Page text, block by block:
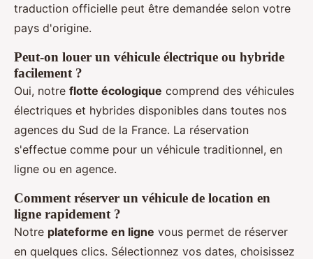
traduction officielle peut être demandée selon votre
pays d'origine.
Peut-on louer un véhicule électrique ou hybride
facilement ?
Oui, notre flotte écologique comprend des véhicules
électriques et hybrides disponibles dans toutes nos
agences du Sud de la France. La réservation
s'effectue comme pour un véhicule traditionnel, en
ligne ou en agence.
Comment réserver un véhicule de location en
ligne rapidement ?
Notre plateforme en ligne vous permet de réserver
en quelques clics. Sélectionnez vos dates, choisissez